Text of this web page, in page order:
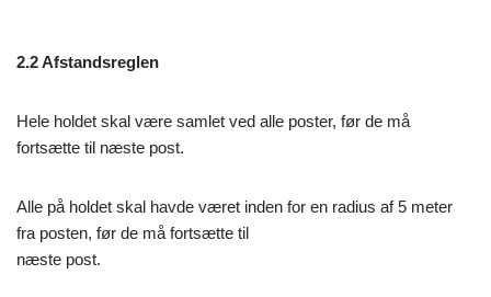
2.2 Afstandsreglen
Hele holdet skal være samlet ved alle poster, før de må
fortsætte til næste post.
Alle på holdet skal havde været inden for en radius af 5 meter
fra posten, før de må fortsætte til
næste post.